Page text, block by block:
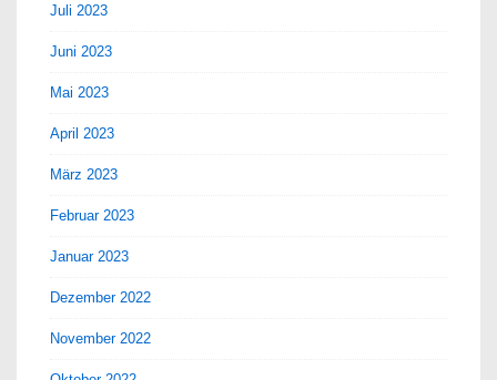
Juli 2023
Juni 2023
Mai 2023
April 2023
März 2023
Februar 2023
Januar 2023
Dezember 2022
November 2022